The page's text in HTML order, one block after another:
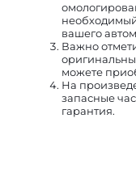
вашего
Важно
можете
На
запасные
гарантия.